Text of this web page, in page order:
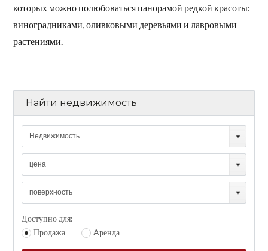
которых можно полюбоваться панорамой редкой красоты:
виноградниками, оливковыми деревьями и лавровыми
растениями.
Найти недвижимость
Недвижимость
цена
поверхность
Доступно для:
Продажа
Aренда